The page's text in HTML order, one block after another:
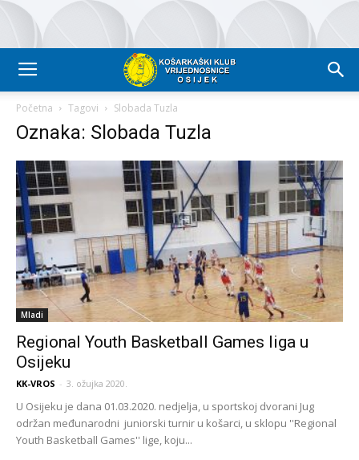
Početna Tagovi Slobada Tuzla
Oznaka: Slobada Tuzla
Mladi
Regional Youth Basketball Games liga u
Osijeku
KK-VROS - 3. ožujka 2020.
U Osijeku je dana 01.03.2020. nedjelja, u sportskoj dvorani Jug
održan međunarodni juniorski turnir u košarci, u sklopu ''Regional
Youth Basketball Games'' lige, koju...